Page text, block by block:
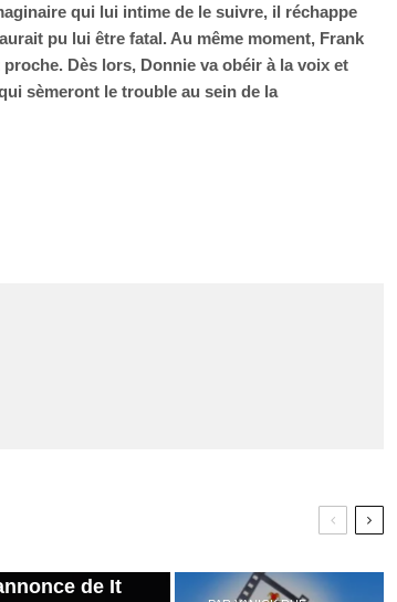
qui lui intime de le suivre, il réchappe
pu lui être fatal. Au même moment, Frank
Dès lors, Donnie va obéir à la voix et
sèmeront le trouble au sein de la
de It